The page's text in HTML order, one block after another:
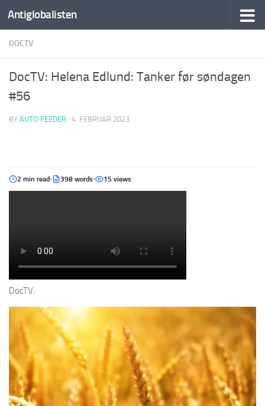
Antiglobalisten
DOCTV
DocTV: Helena Edlund: Tanker før søndagen
#56
BY AUTO FEEDER · 4. FEBRUAR 2023
2 min read 398 words 15 views
DocTV: